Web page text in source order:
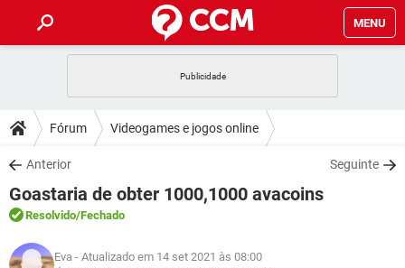
MENU
CELULAR FACEBOOK
OUTLOOK
INSTAGRAM GMAIL
GUIA DE COMPRAS
DICAS
JOGOS WHATSAPP
OUTLOOK
INSTAGRAM
DOWNLOADS
JOGOS WHATSAPP
CELULAR
OUTLOOK EXCEL
FÓRUM
JOGOS
GLOSSÁRIO
Fórum Videogames e jogos online
Anterior Seguinte
Goastaria de obter 1000,1000 avacoins
Resolvido/Fechado
Eva - Atualizado em 14 set 2021 às 08:00